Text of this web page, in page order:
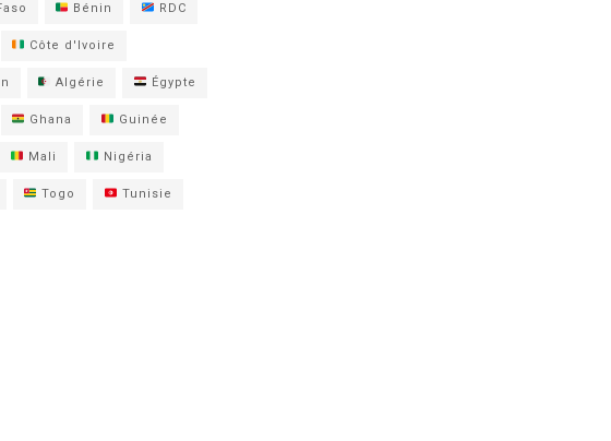
Bénin RDC
Côte d'Ivoire
Algérie Égypte
Ghana Guinée
Mali Nigéria
Togo Tunisie